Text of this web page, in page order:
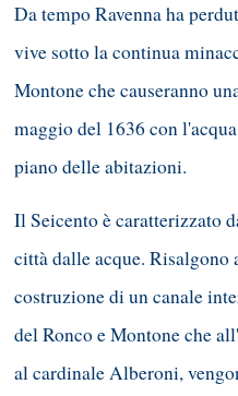
Da tempo Ravenna ha
vive sotto la continua
Montone che causeranno
maggio del 1636 con
piano delle abitazioni.
Il Seicento è caratterizzato
città dalle acque. Risalgono
costruzione di un canale
del Ronco e Montone che
al cardinale Alberoni,